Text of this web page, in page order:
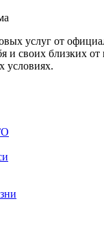
услуг от
и своих близких
условиях.